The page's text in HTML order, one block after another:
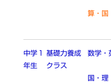
算・国
中学１
年生
基礎力養成
クラス
数学・
国・理